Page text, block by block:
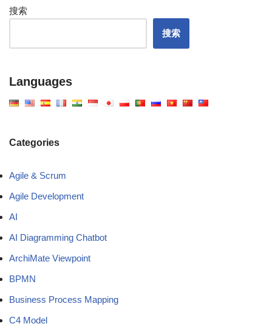
搜索
搜索
Languages
Categories
Agile & Scrum
Agile Development
AI
AI Diagramming Chatbot
ArchiMate Viewpoint
BPMN
Business Process Mapping
C4 Model